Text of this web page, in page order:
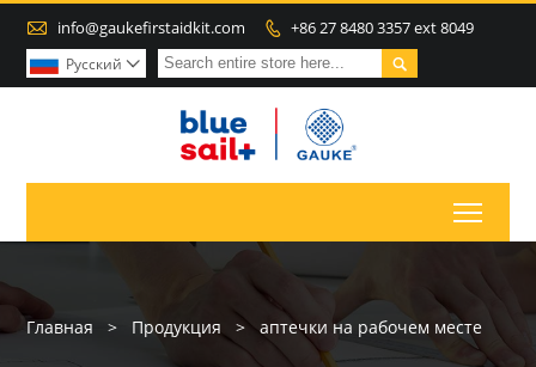
 info@gaukefirstaidkit.com  +86 27 8480 3357 ext 8049

Pусский 
Главная > Продукция > аптечки на рабочем месте